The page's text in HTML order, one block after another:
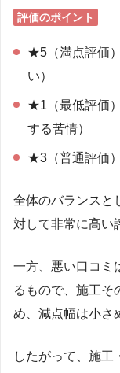
評価のポイント
★5（満点評価
い）
★1（最低評価
する苦情）
★3（普通評価
全体のバランスと
対して非常に高い
一方、悪い口コミ
るもので、施工そ
め、減点幅は小さ
したがって、施工